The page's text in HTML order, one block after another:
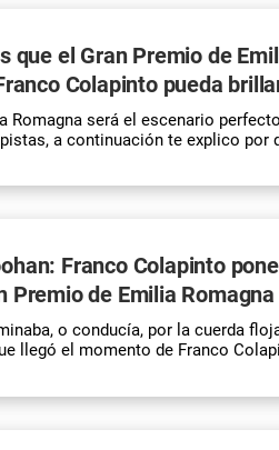
que el Gran Premio de
Colapinto pueda
Romagna será el escenario
a continuación te explico por
Franco Colapinto
Premio de Emilia Romagna
o conducía, por la cuerda
llegó el momento de Franco